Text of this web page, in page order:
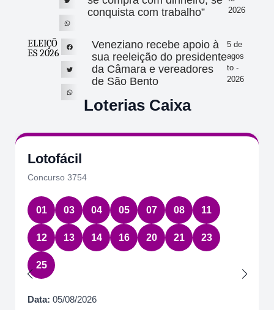
conquista com trabalho”
2026
ELEIÇÕ
ES 2026
Veneziano recebe apoio à
sua reeleição do presidente
da Câmara e vereadores
de São Bento
5 de
agos
to -
2026
Loterias Caixa
Lotofácil
Concurso 3754
01 03 04 05 07 08 11
12 13 14 16 20 21 23
25
Data: 05/08/2026